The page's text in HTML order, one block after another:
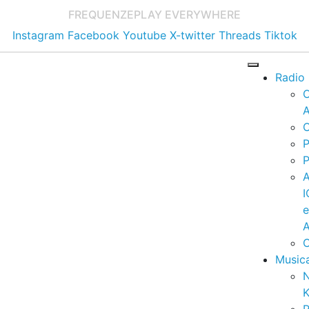
FREQUENZEPLAY EVERYWHERE
Instagram Facebook Youtube X-twitter Threads Tiktok
Radio
e